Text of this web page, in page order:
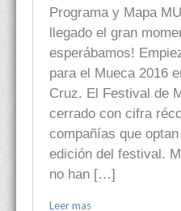
Programa y Mapa
llegado el gran
esperábamos!
para el Mueca 2016
Cruz. El Festival de
cerrado con cifra
compañías que
edición del festival.
no han […]
Leer mas